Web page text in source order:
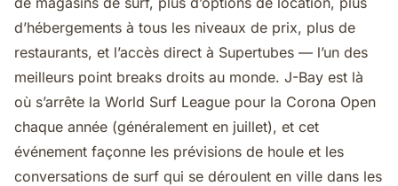
d’hébergements à tous les niveaux de prix, plus de
restaurants, et l’accès direct à Supertubes — l’un des
meilleurs point breaks droits au monde. J-Bay est là
où s’arrête la World Surf League pour la Corona Open
chaque année (généralement en juillet), et cet
événement façonne les prévisions de houle et les
conversations de surf qui se déroulent en ville dans les